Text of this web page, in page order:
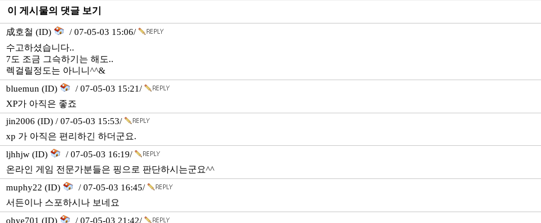
이 게시물의 댓글 보기
成호철 (ID)
/ 07-05-03 15:06/
수고하셨습니다..
7도 조금 그슥하기는 해도..
렉걸릴정도는 아니니^^&
bluemun (ID)
/ 07-05-03 15:21/
XP가 아직은 좋죠
jin2006 (ID) / 07-05-03 15:53/
xp 가 아직은 편리하긴 하더군요.
ljhhjw (ID)
/ 07-05-03 16:19/
온라인 게임 전문가분들은 핑으로 판단하시는군요^^
muphy22 (ID)
/ 07-05-03 16:45/
서든이나 스포하시나 보네요
ohye701 (ID)
/ 07-05-03 21:42/